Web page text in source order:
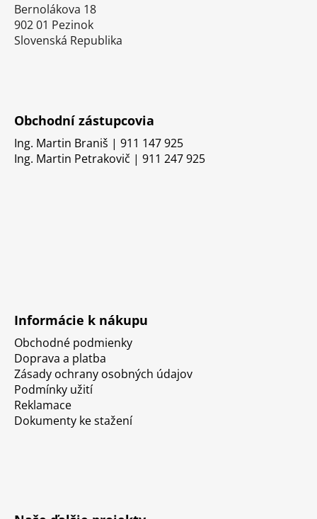
Bernolákova 18
902 01 Pezinok
Slovenská Republika
Obchodní zástupcovia
Ing. Martin Braniš | 911 147 925
Ing. Martin Petrakovič | 911 247 925
Informácie k nákupu
Obchodné podmienky
Doprava a platba
Zásady ochrany osobných údajov
Podmínky užití
Reklamace
Dokumenty ke stažení